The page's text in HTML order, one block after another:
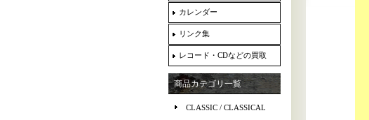
カレンダー
リンク集
レコード・CDなどの買取
商品カテゴリ一覧
CLASSIC / CLASSICAL